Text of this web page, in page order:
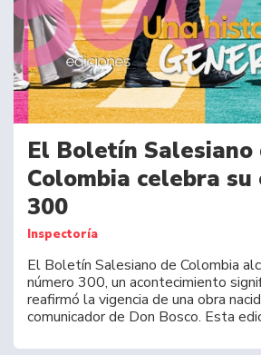
El Boletín Salesiano
Colombia celebra su
300
Inspectoría
El Boletín Salesiano de Colombia
número 300, un acontecimiento
reafirmó la vigencia de una obra
comunicador de Don Bosco. Esta